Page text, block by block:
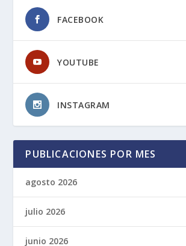
FACEBOOK
YOUTUBE
INSTAGRAM
PUBLICACIONES POR MES
agosto 2026
julio 2026
junio 2026